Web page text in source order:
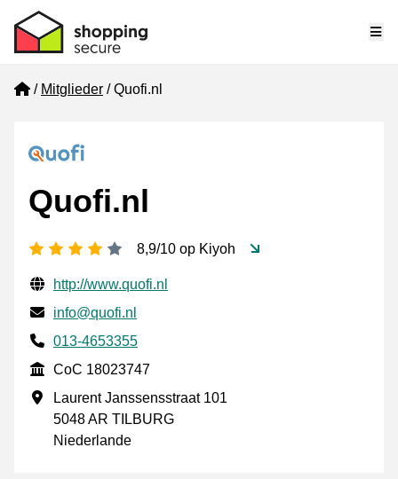
Home
Mitglieder Quofi.nl
Quofi.nl
[_General:NumberOfStarsPluralFormat]
8,9/10 op Kiyoh
Geprüfte Kontaktinformationen
Website URL
http://www.quofi.nl
E-mail
info@quofi.nl
Phone number
013-4653355
CoC
CoC 18023747
Geschäftsadresse
Laurent Janssensstraat 101
5048 AR TILBURG
Niederlande